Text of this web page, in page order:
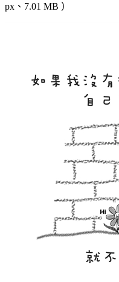
px、7.01 MB ）